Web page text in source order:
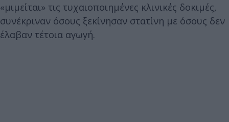
«μιμείται» τις τυχαιοποιημένες κλινικές δοκιμές,
συνέκριναν όσους ξεκίνησαν στατίνη με όσους δεν
έλαβαν τέτοια αγωγή.